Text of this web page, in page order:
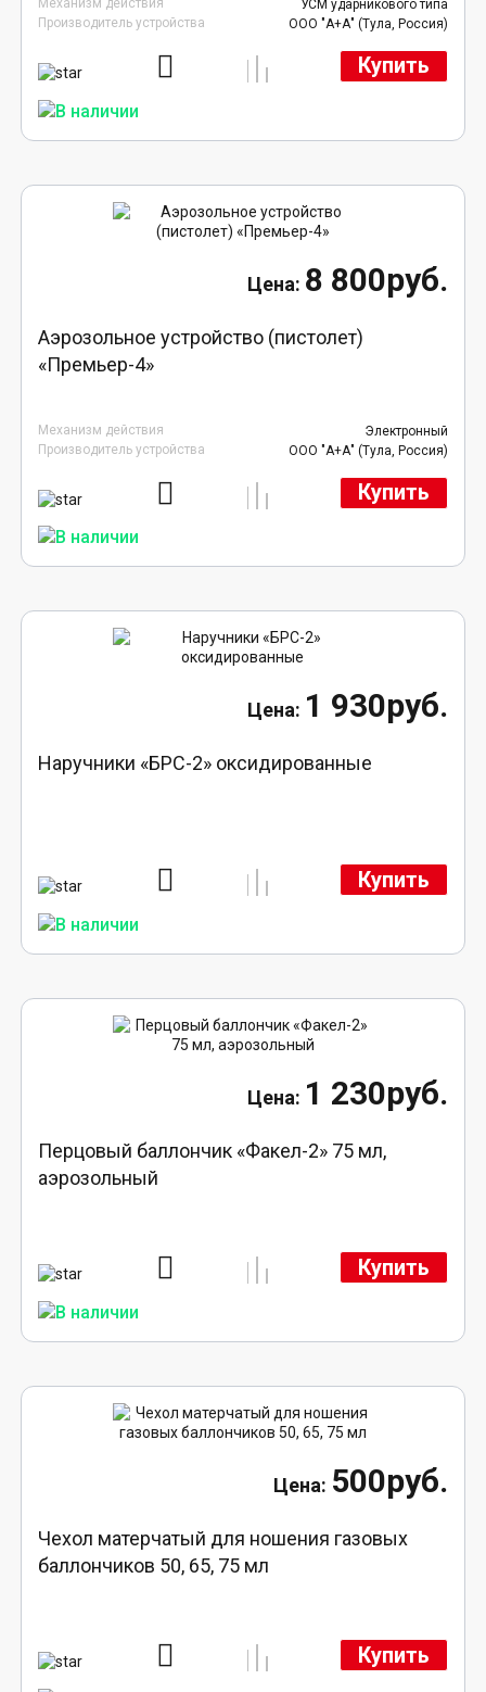
Механизм действия
УСМ ударникового типа
Производитель устройства
ООО "А+А" (Тула, Россия)
Купить
8 800руб.
Аэрозольное устройство (пистолет)
«Премьер-4»
Механизм действия
Электронный
Производитель устройства
ООО "А+А" (Тула, Россия)
Купить
1 930руб.
Наручники «БРС-2» оксидированные
Купить
1 230руб.
Перцовый баллончик «Факел-2» 75 мл,
аэрозольный
Купить
500руб.
Чехол матерчатый для ношения газовых
баллончиков 50, 65, 75 мл
Купить